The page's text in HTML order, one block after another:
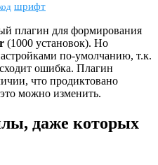
шрифт
плагин для формирования
(1000 установок). Но
по-умолчанию, т.к.
ошибка. Плагин
что продиктовано
можно изменить.
даже которых